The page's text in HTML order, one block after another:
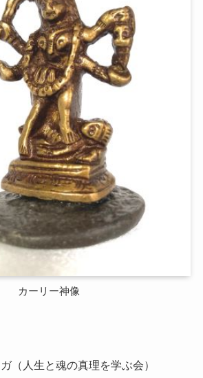
カーリー神像
（人生と魂の真理を学ぶ会）